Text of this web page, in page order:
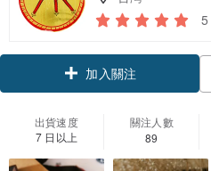
5
加入關注
出貨速度
7 日以上
關注人數
89